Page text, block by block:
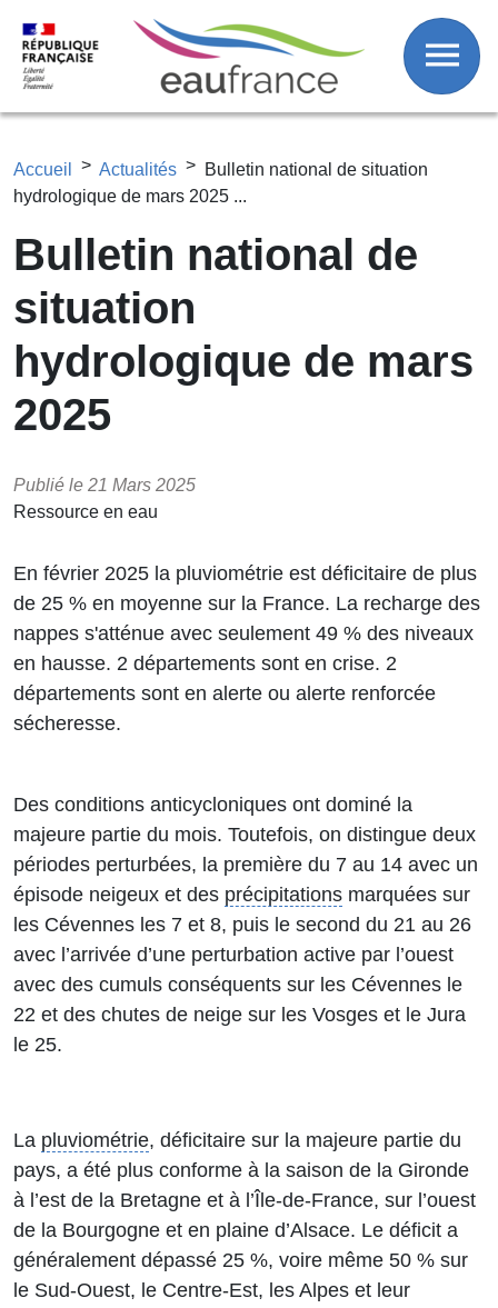
Fil d'Ariane
Accueil Actualités
Bulletin national de situation
hydrologique de mars 2025 ...
Bulletin national de
situation
hydrologique de mars
2025
Publié le 21 Mars 2025
Ressource en eau
En février 2025 la pluviométrie est déficitaire de plus
de 25 % en moyenne sur la France. La recharge des
nappes s'atténue avec seulement 49 % des niveaux
en hausse. 2 départements sont en crise. 2
départements sont en alerte ou alerte renforcée
sécheresse.
Des conditions anticycloniques ont dominé la
majeure partie du mois. Toutefois, on distingue deux
périodes perturbées, la première du 7 au 14 avec un
épisode neigeux et des précipitations marquées sur
les Cévennes les 7 et 8, puis le second du 21 au 26
avec l’arrivée d’une perturbation active par l’ouest
avec des cumuls conséquents sur les Cévennes le
22 et des chutes de neige sur les Vosges et le Jura
le 25.
La pluviométrie, déficitaire sur la majeure partie du
pays, a été plus conforme à la saison de la Gironde
à l’est de la Bretagne et à l’Île-de-France, sur l’ouest
de la Bourgogne et en plaine d’Alsace. Le déficit a
généralement dépassé 25 %, voire même 50 % sur
le Sud-Ouest, le Centre-Est, les Alpes et leur